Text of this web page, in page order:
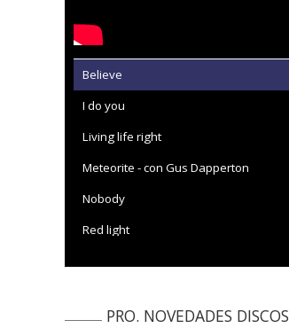
Believe
I do you
Living life right
Meteorite - con Gus Dapperton
Nobody
Red light
PRO. NOVEDADES DISCOS